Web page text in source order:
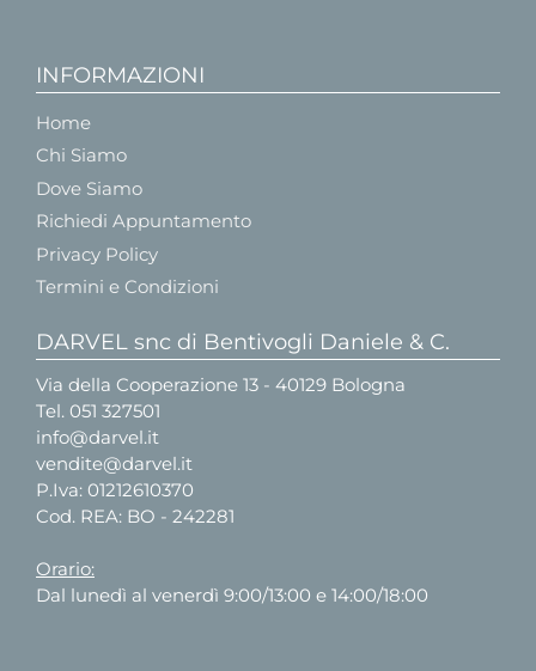
INFORMAZIONI
Home
Chi Siamo
Dove Siamo
Richiedi Appuntamento
Privacy Policy
Termini e Condizioni
DARVEL snc di Bentivogli Daniele & C.
Via della Cooperazione 13 - 40129 Bologna
Tel. 051 327501
info@darvel.it
vendite@darvel.it
P.Iva: 01212610370
Cod. REA: BO - 242281
Orario:
Dal lunedì al venerdì 9:00/13:00 e 14:00/18:00